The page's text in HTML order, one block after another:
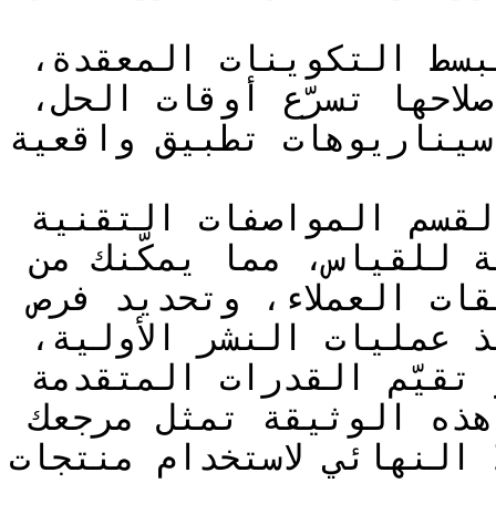
تطبيق واقعية.
بالنتائج التجارية القابلة للقياس، مما يمكّنك من
تصميم الحلول، ودعم تطبيقات العملاء، وتحديد فرص
لمؤسسة الخاصة بك، فإن هذه الوثيقة تمثل مرجعك
النهائي لاستخدام منتجات Zoom بنجاح.